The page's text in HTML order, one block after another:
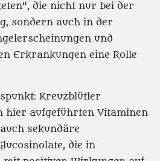
die nicht nur bei der
sondern auch in der
und
Erkrankungen eine Rolle
Kreuzblütler
hier aufgeführten Vitaminen
sekundäre
die in